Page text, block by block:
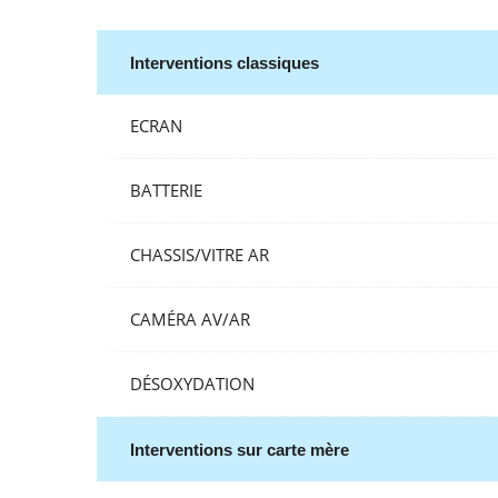
Interventions classiques
ECRAN
BATTERIE
CHASSIS/VITRE AR
CAMÉRA AV/AR
DÉSOXYDATION
Interventions sur carte mère